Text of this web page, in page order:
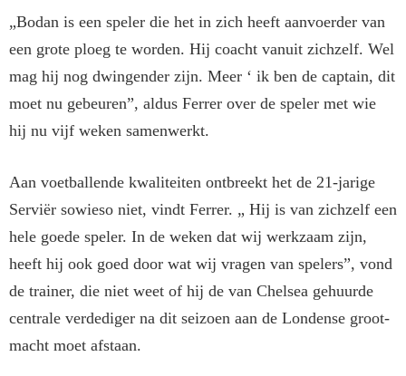
„Bodan is een speler die het in zich heeft aanvoerder van
een grote ploeg te worden. Hij coacht vanuit zichzelf. Wel
mag hij nog dwingen­der zijn. Meer ‘ ik ben de captain, dit
moet nu gebeuren”, aldus Fer­rer over de speler met wie
hij nu vijf weken samenwerkt.
Aan voetballende kwaliteiten ont­breekt het de 21-jarige
Serviër so­wieso niet, vindt Ferrer. „ Hij is van zichzelf een
hele goede speler. In de weken dat wij werkzaam zijn,
heeft hij ook goed door wat wij vra­gen van spelers”, vond
de trainer, die niet weet of hij de van Chelsea gehuurde
centrale verdediger na dit seizoen aan de Londense groot­
macht moet afstaan.